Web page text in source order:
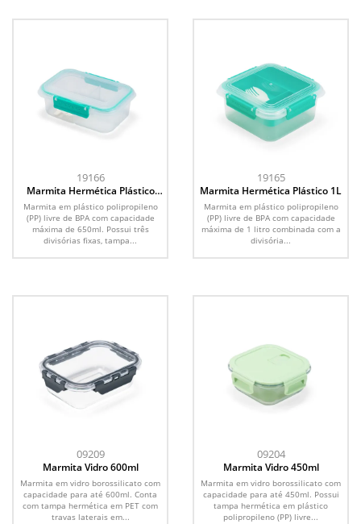
19166
Marmita Hermética Plástico
650ml
Marmita em plástico polipropileno
(PP) livre de BPA com capacidade
máxima de 650ml. Possui três
divisórias fixas, tampa...
19165
Marmita Hermética Plástico 1L
Marmita em plástico polipropileno
(PP) livre de BPA com capacidade
máxima de 1 litro combinada com a
divisória...
09209
Marmita Vidro 600ml
Marmita em vidro borossilicato com
capacidade para até 600ml. Conta
com tampa hermética em PET com
travas laterais em...
09204
Marmita Vidro 450ml
Marmita em vidro borossilicato com
capacidade para até 450ml. Possui
tampa hermética em plástico
polipropileno (PP) livre...